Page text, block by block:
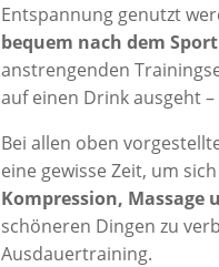
Entspannung genutzt
bequem nach dem Sport
anstrengenden
auf einen Drink ausgeht
Bei allen oben
eine gewisse Zeit, um
Kompression, Massage
schöneren Dingen zu
Ausdauertraining.